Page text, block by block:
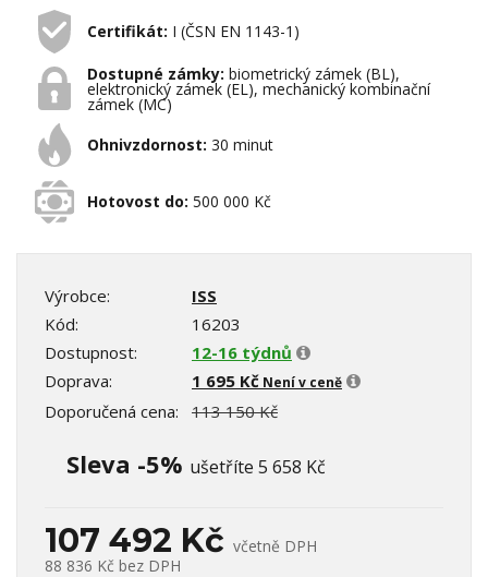
Certifikát: I (ČSN EN 1143-1)
Dostupné zámky: biometrický zámek (BL),
elektronický zámek (EL), mechanický kombinační
zámek (MC)
Ohnivzdornost: 30 minut
Hotovost do: 500 000 Kč
Výrobce:
ISS
Kód:
16203
Dostupnost:
12-16 týdnů
Doprava:
1 695 Kč Není v ceně
Doporučená cena: 113 150 Kč
Sleva -5% ušetříte 5 658 Kč
107 492 Kč včetně DPH
88 836 Kč bez DPH